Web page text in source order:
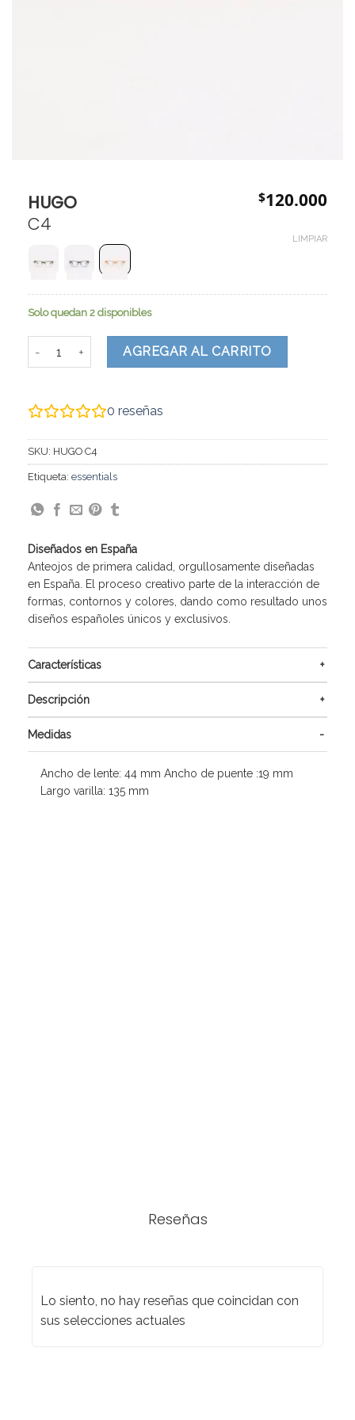
HUGO
C4
$120.000
LIMPIAR
Solo quedan 2 disponibles
AGREGAR AL CARRITO
0 reseñas
SKU: HUGO C4
Etiqueta: essentials
Diseñados en España
Anteojos de primera calidad, orgullosamente diseñadas
en España. El proceso creativo parte de la interacción de
formas, contornos y colores, dando como resultado unos
diseños españoles únicos y exclusivos.
Características
Descripción
Medidas
Ancho de lente: 44 mm Ancho de puente :19 mm
Largo varilla: 135 mm
Reseñas
Lo siento, no hay reseñas que coincidan con
sus selecciones actuales